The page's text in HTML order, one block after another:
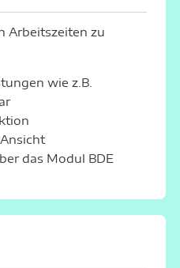
Arbeitszeiten zu
wie z.B.
das Modul BDE